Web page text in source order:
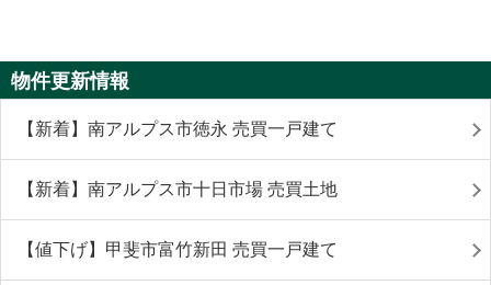
物件更新情報
【新着】南アルプス市徳永 売買一戸建て
【新着】南アルプス市十日市場 売買土地
【値下げ】甲斐市富竹新田 売買一戸建て